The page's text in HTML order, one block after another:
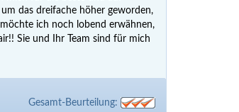
das dreifache höher geworden,
ich noch lobend erwähnen,
Sie und Ihr Team sind für mich
Gesamt-Beurteilung: